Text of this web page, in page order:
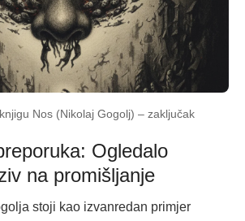
knjigu Nos (Nikolaj Gogolj) – zaključak
Ogledalo
na promišljanje
stoji kao izvanredan primjer